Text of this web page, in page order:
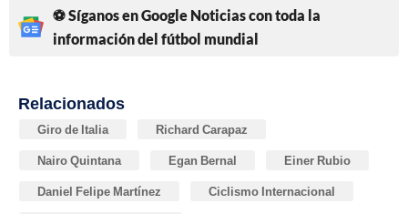
⚽ Síganos en Google Noticias con toda la
información del fútbol mundial
Relacionados
Giro de Italia Richard Carapaz
Nairo Quintana Egan Bernal Einer Rubio
Daniel Felipe Martínez Ciclismo Internacional